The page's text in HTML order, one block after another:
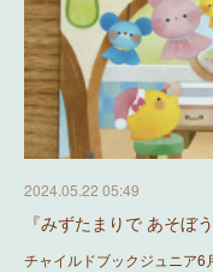
2024.05.22 05:49
『みずたまりで あそぼう
チャイルドブックジュニア6